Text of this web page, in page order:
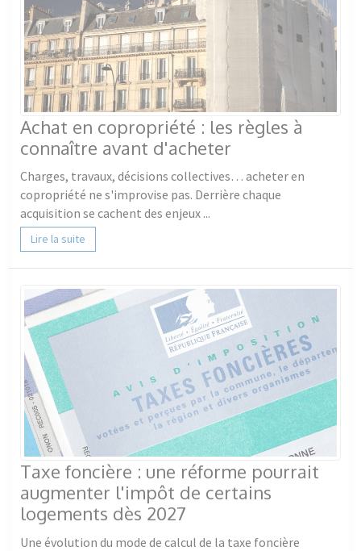
Achat en copropriété : les règles à
connaître avant d'acheter
Charges, travaux, décisions collectives… acheter en
copropriété ne s'improvise pas. Derrière chaque
acquisition se cachent des enjeux ...
Lire la suite
Taxe foncière : une réforme pourrait
augmenter l'impôt de certains
logements dès 2027
Une évolution du mode de calcul de la taxe foncière